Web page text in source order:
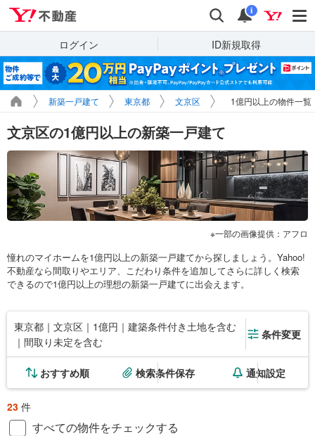
検索 通知
i
ログイン ID新規取得
新築一戸建て 東京都 文京区 1億円以上の物件一覧
文京区の1億円以上の新築一戸建て
一部の画像提供：アフロ
憧れのマイホームを1億円以上の新築一戸建てから探しましょう。Yahoo!
不動産なら間取りやエリア、こだわり条件を追加してさらに詳しく検索
できるので1億円以上の理想の新築一戸建てに出会えます。
東京都｜文京区｜1億円｜建築条件付き土地を含む
｜間取り未定を含む
条件変更
おすすめ順 検索条件保存 通知設定
23 件
すべての物件をチェックする